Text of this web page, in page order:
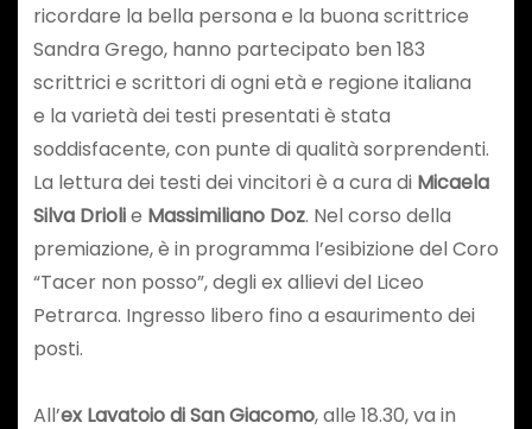
ricordare la bella persona e la buona scrittrice
Sandra Grego, hanno partecipato ben 183
scrittrici e scrittori di ogni età e regione italiana
e la varietà dei testi presentati è stata
soddisfacente, con punte di qualità sorprendenti.
La lettura dei testi dei vincitori è a cura di Micaela
Silva Driolie Massimiliano Doz. Nel corso della
premiazione, è in programma l’esibizione del Coro
“Tacer non posso”, degli ex allievi del Liceo
Petrarca. Ingresso libero fino a esaurimento dei
posti.
All’ex Lavatoio di San Giacomo, alle 18.30, va in